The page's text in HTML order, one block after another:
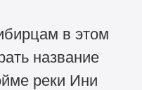
в этом
название
реки Ини